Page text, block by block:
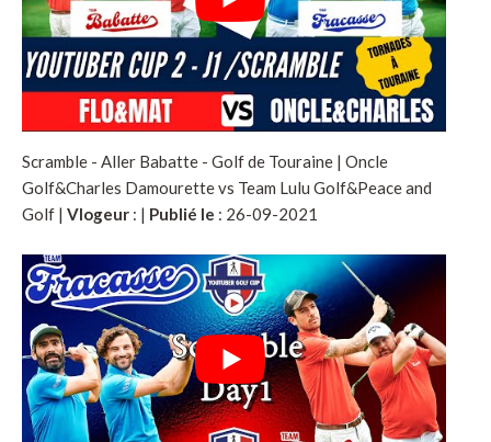
Scramble - Aller Babatte - Golf de Touraine | Oncle
Golf&Charles Damourette vs Team Lulu Golf&Peace and
Golf | Vlogeur : | Publié le : 26-09-2021